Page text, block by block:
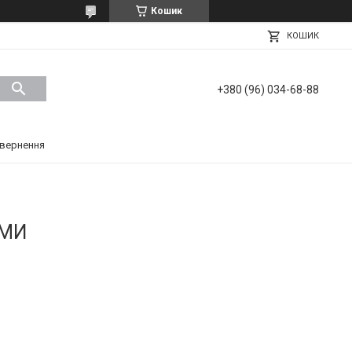
Кошик
КОШИК
+380 (96) 034-68-88